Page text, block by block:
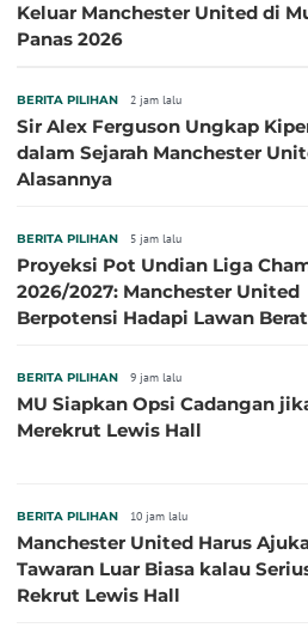
Keluar Manchester United di
Panas 2026
BERITA PILIHAN 2 jam lalu
Sir Alex Ferguson Ungkap
dalam Sejarah Manchester
Alasannya
BERITA PILIHAN 5 jam lalu
Proyeksi Pot Undian Liga
2026/2027: Manchester United
Berpotensi Hadapi Lawan Berat
BERITA PILIHAN 9 jam lalu
MU Siapkan Opsi Cadangan
Merekrut Lewis Hall
BERITA PILIHAN 10 jam lalu
Manchester United Harus
Tawaran Luar Biasa kalau
Rekrut Lewis Hall